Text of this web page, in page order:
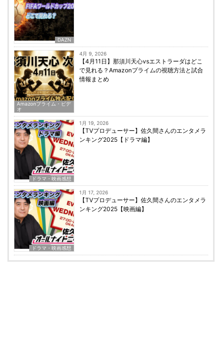
DAZN
Amazonプライム・ビデ
オ
4月 9, 2026
【4月11日】那須川天心vsエストラーダはどこ
で見れる？Amazonプライムの視聴方法と試合
情報まとめ
ドラマ・映画感想
1月 19, 2026
【TVプロデューサー】佐久間さんのエンタメラ
ンキング2025【ドラマ編】
ドラマ・映画感想
1月 17, 2026
【TVプロデューサー】佐久間さんのエンタメラ
ンキング2025【映画編】